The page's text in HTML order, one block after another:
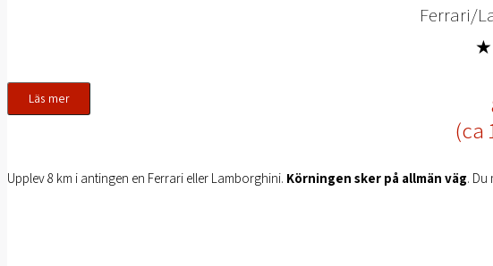
Ferrari/
Läs mer
(ca
Upplev 8 km i antingen en Ferrari eller Lamborghini. Körningen sker på allmän väg.